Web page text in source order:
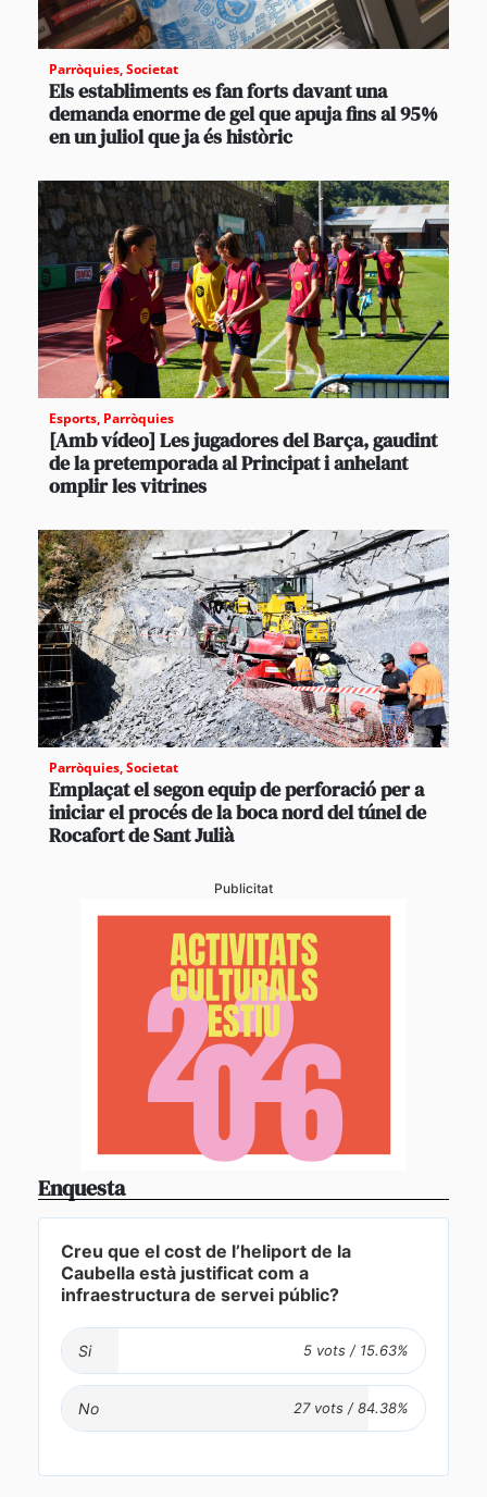
Parròquies,Societat
Els establiments es fan forts davant una
demanda enorme de gel que apuja fins al 95%
en un juliol que ja és històric
Esports, Parròquies
[Amb vídeo] Les jugadores del Barça, gaudint
de la pretemporada al Principat i anhelant
omplir les vitrines
Parròquies,Societat
Emplaçat el segon equip de perforació per a
iniciar el procés de la boca nord del túnel de
Rocafort de Sant Julià
Publicitat
Enquesta
Creu que el cost de l’heliport de la
Caubella està justificat com a
infraestructura de servei públic?
Si
No